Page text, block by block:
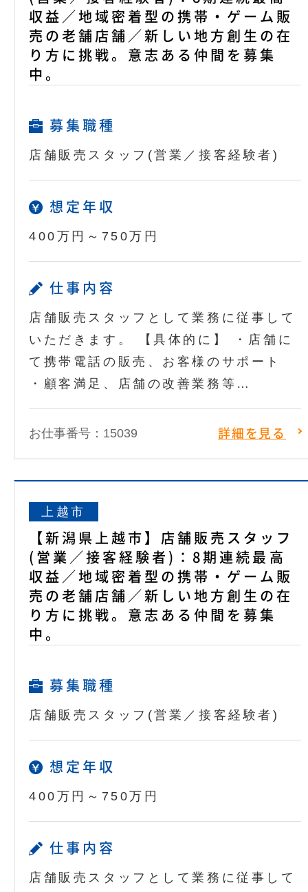
収益／地域密着型の携帯・ゲーム販
売の老舗店舗／新しい地方創生の在
り方に挑戦。意志ある仲間を募集
中。
募集職種
店舗販売スタッフ(営業／接客経験者)
想定年収
400万円～750万円
仕事内容
店舗販売スタッフとして業務に従事して
いただきます。 【具体的に】 ・店舗に
て携帯電話の販売、お客様のサポート
・顧客満足、店舗の改善業務等…
お仕事番号：15039 詳細を見る
上越市
【新潟県上越市】店舗販売スタッフ
(営業／接客経験者)：8期連続最高
収益／地域密着型の携帯・ゲーム販
売の老舗店舗／新しい地方創生の在
り方に挑戦。意志ある仲間を募集
中。
募集職種
店舗販売スタッフ(営業／接客経験者)
想定年収
400万円～750万円
仕事内容
店舗販売スタッフとして業務に従事して